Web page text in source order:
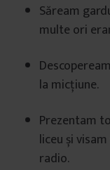
Săream
multe ori
la micțiune.
Prezentam
liceu și
radio.